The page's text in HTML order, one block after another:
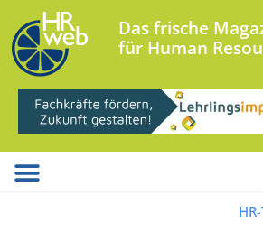
Das frische
für Human